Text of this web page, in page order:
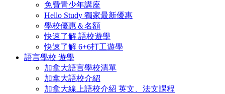
免費青少年講座
Hello Study 獨家最新優惠
學校優惠＆名額
快速了解 語校遊學
快速了解 6+6打工遊學
語言學校 遊學
加拿大語言學校清單
加拿大語校介紹
加拿大線上語校介紹 英文、法文課程